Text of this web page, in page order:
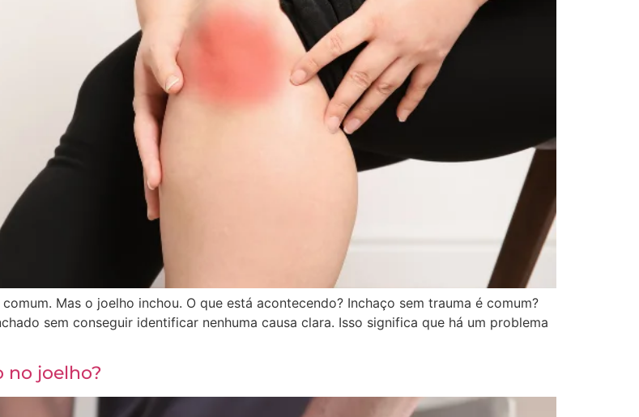
Mas o joelho inchou. O que está acontecendo? Inchaço sem trauma é comum?
sem conseguir identificar nenhuma causa clara. Isso significa que há um problema
no joelho?